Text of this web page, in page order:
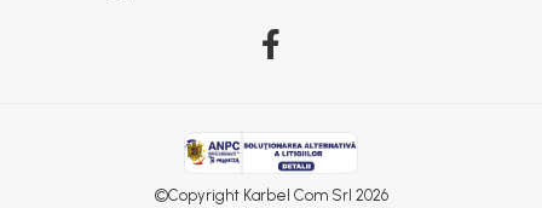
©Copyright Karbel Com Srl 2026